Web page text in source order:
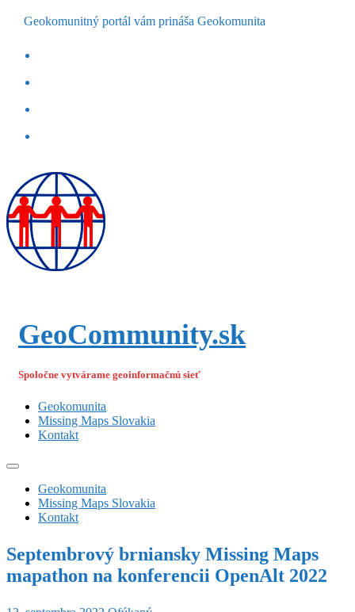
Geokomunitný portál vám prináša Geokomunita
GeoCommunity.sk
Spoločne vytvárame geoinformačnú sieť
Geokomunita
Missing Maps Slovakia
Kontakt
Geokomunita
Missing Maps Slovakia
Kontakt
Septembrový brniansky Missing Maps
mapathon na konferencii OpenAlt 2022